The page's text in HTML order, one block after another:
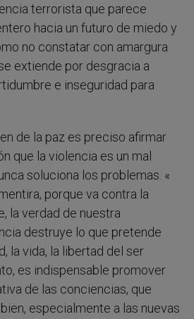
terrorista que parece
hacia un futuro de miedo y
no constatar con amargura
extiende por desgracia a
e inseguridad para
de la paz es preciso afirmar
que la violencia es un mal
soluciona los problemas. «
porque va contra la
la verdad de nuestra
destruye lo que pretende
la vida, la libertad del ser
es indispensable promover
de las conciencias, que
especialmente a las nuevas